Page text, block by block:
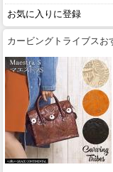
お気に入りに登録
カービングトライブス